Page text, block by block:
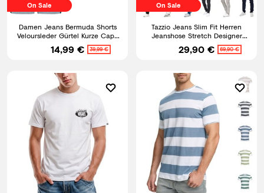
On Sale
Damen Jeans Bermuda Shorts
Veloursleder Gürtel Kurze Capri
Hose Stretch Denim
14,99 € 39,99 €
On Sale
Tazzio Jeans Slim Fit Herren
Jeanshose Stretch Designer
Hose Denim
29,90 € 69,90 €